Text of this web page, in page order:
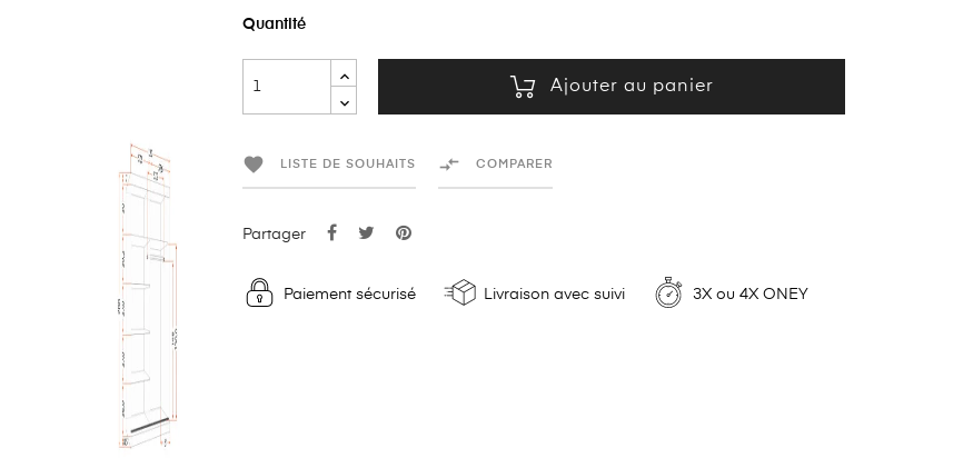
Quantité
Ajouter au panier
 LISTE DE SOUHAITS  COMPARER
Partager
Paiement sécurisé Livraison avec suivi 3X ou 4X ONEY